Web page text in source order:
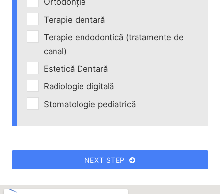
Ortodonție
Terapie dentară
Terapie endodontică (tratamente de
canal)
Estetică Dentară
Radiologie digitală
Stomatologie pediatrică
NEXT STEP